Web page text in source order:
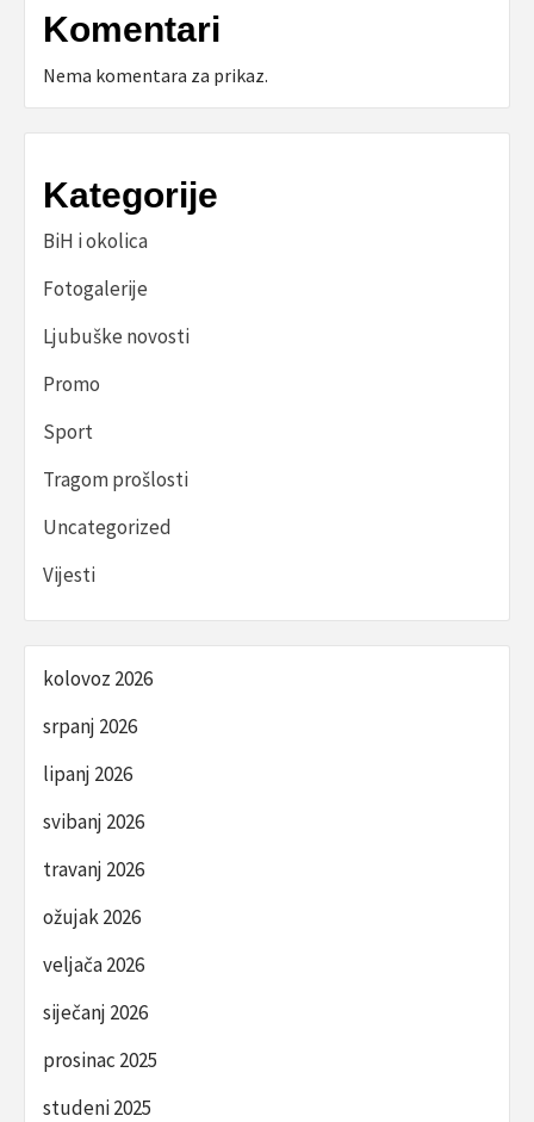
Komentari
Nema komentara za prikaz.
Kategorije
BiH i okolica
Fotogalerije
Ljubuške novosti
Promo
Sport
Tragom prošlosti
Uncategorized
Vijesti
kolovoz 2026
srpanj 2026
lipanj 2026
svibanj 2026
travanj 2026
ožujak 2026
veljača 2026
siječanj 2026
prosinac 2025
studeni 2025